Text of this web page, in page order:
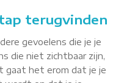
terugvinden
gevoelens die je je
die niet zichtbaar zijn,
gaat het erom dat je je